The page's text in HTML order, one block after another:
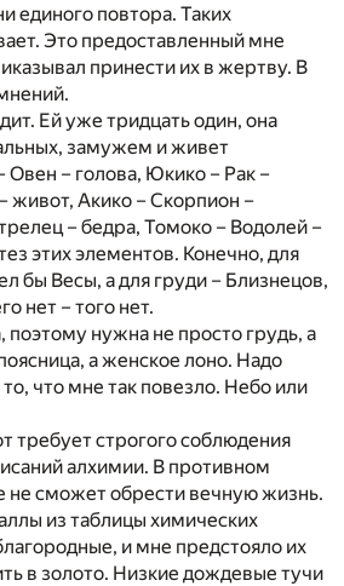
единого повтора. Таких
Это предоставленный мне
принести их в жертву. В
Ей уже тридцать один, она
замужем и живет
Овен – голова, Юкико – Рак –
живот, Акико – Скорпион –
– бедра, Томоко – Водолей –
этих элементов. Конечно, для
бы Весы, а для груди – Близнецов,
нет – того нет.
нужна не просто грудь, а
а женское лоно. Надо
что мне так повезло. Небо или
требует строгого соблюдения
алхимии. В противном
не сможет обрести вечную жизнь.
из таблицы химических
и мне предстояло их
в золото. Низкие дождевые тучи